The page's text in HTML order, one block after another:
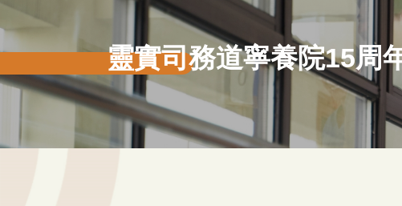
靈實司務道寧養院15周